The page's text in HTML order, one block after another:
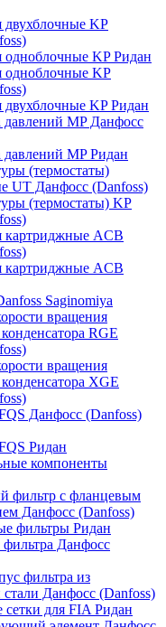
двухблочные KP
одноблочные KP Ридан
одноблочные KP
двухблочные KP Ридан
давлений MP Данфосс
давлений MP Ридан
(термостаты)
UT Данфосс (Danfoss)
(термостаты) KP
картриджные ACB
картриджные ACB
Saginomiya
вращения
RGE
вращения
XGE
Данфосс (Danfoss)
Ридан
компоненты
фильтр с фланцевым
Данфосс (Danfoss)
фильтры Ридан
Данфосс
фильтра из
Данфосс (Danfoss)
для FIA Ридан